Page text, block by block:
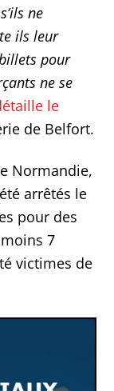
ne
ils leur
pour
ne se
le
de Belfort.
Normandie,
arrêtés le
pour des
7
victimes de